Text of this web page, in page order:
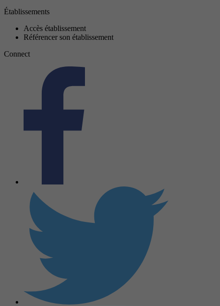
Établissements
Accès établissement
Référencer son établissement
Connect